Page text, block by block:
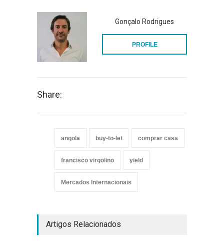
Gonçalo Rodrigues
PROFILE
Share:
angola buy-to-let comprar casa
francisco virgolino yield
Mercados Internacionais
Artigos Relacionados